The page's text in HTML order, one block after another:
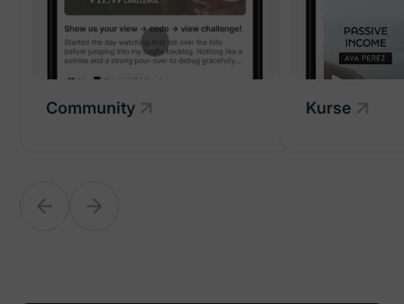
Community
Community Kurse